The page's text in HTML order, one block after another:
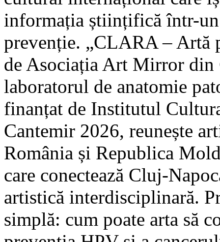
informația științifică într-
prevenție. „CLARA – Artă
de Asociația Art Mirror din
laboratorul de anatomie
finanțat de Institutul
Cantemir 2026, reunește
România și Republica
care conectează Cluj-
artistică interdisciplinară.
simplă: cum poate arta să